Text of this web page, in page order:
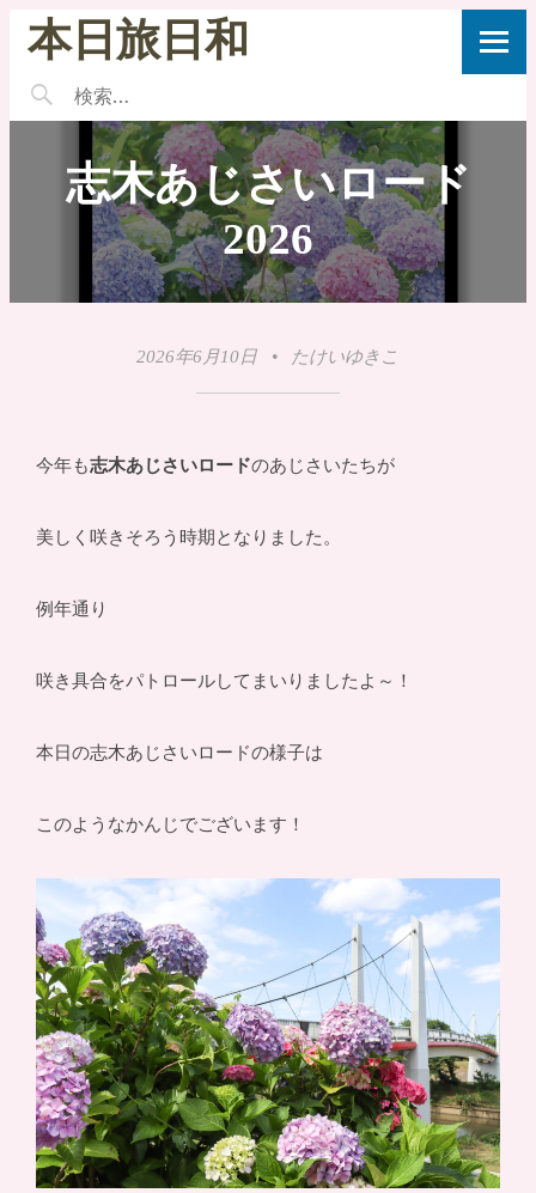
本日旅日和
志木あじさいロード
2026
2026年6月10日 • たけいゆきこ
今年も志木あじさいロードのあじさいたちが
美しく咲きそろう時期となりました。
例年通り
咲き具合をパトロールしてまいりましたよ～！
本日の志木あじさいロードの様子は
このようなかんじでございます！